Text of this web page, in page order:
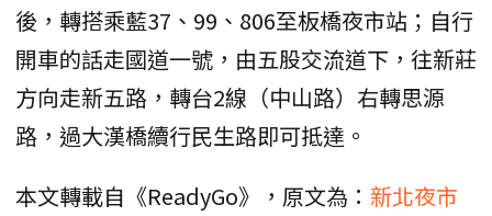
後，轉搭乘藍37、99、806至板橋夜市站；自行
開車的話走國道一號，由五股交流道下，往新莊
方向走新五路，轉台2線（中山路）右轉思源
路，過大漢橋續行民生路即可抵達。
本文轉載自《ReadyGo》，原文為： 新北夜市